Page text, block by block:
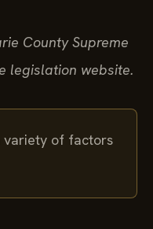
County Supreme
legislation website.
variety of factors